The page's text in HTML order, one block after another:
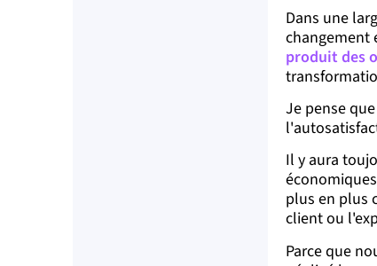
Dans une
changement
produit des
Je pense
Il y aura
plus en plus
client ou
Parce que